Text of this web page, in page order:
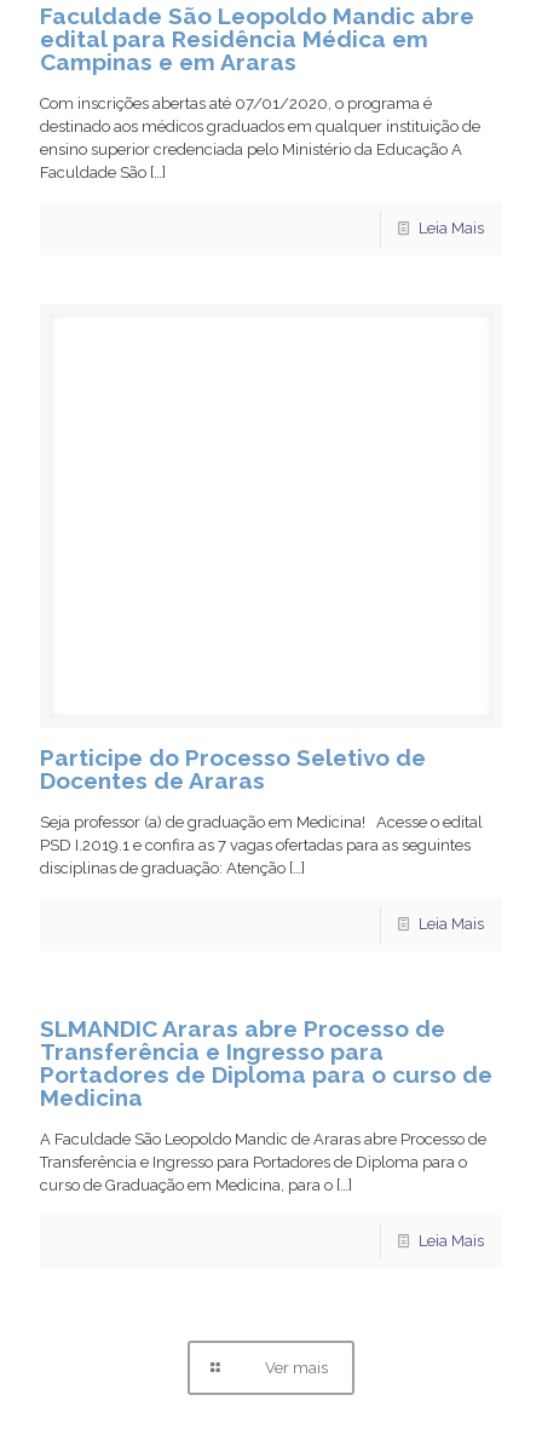
Faculdade São Leopoldo Mandic abre
edital para Residência Médica em
Campinas e em Araras
Com inscrições abertas até 07/01/2020, o programa é
destinado aos médicos graduados em qualquer instituição de
ensino superior credenciada pelo Ministério da Educação A
Faculdade São […]
Leia Mais
Participe do Processo Seletivo de
Docentes de Araras
Seja professor (a) de graduação em Medicina! Acesse o edital
PSD I.2019.1 e confira as 7 vagas ofertadas para as seguintes
disciplinas de graduação: Atenção […]
Leia Mais
SLMANDIC Araras abre Processo de
Transferência e Ingresso para
Portadores de Diploma para o curso de
Medicina
A Faculdade São Leopoldo Mandic de Araras abre Processo de
Transferência e Ingresso para Portadores de Diploma para o
curso de Graduação em Medicina, para o […]
Leia Mais
Ver mais